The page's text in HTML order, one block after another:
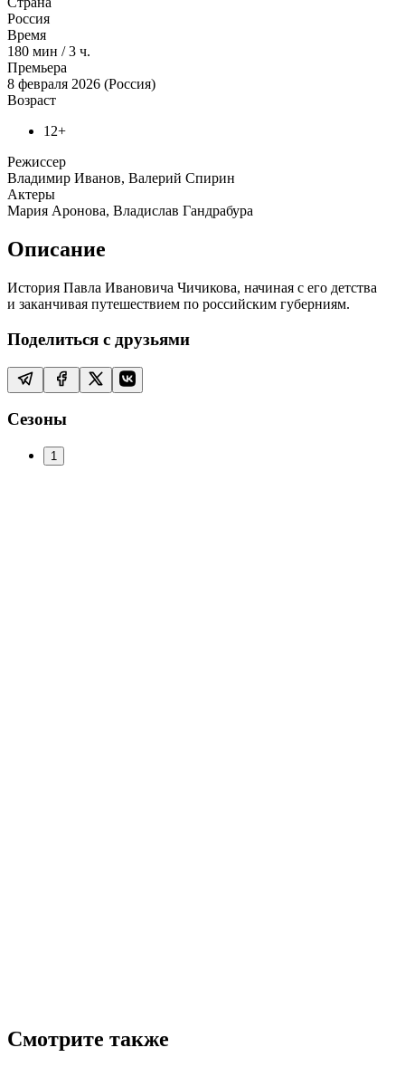
Россия
Время
180 мин /3 ч.
Премьера
8 февраля 2026 (Россия)
Возраст
12+
Режиссер
Владимир Иванов, Валерий Спирин
Актеры
Мария Аронова, Владислав Гандрабура
Описание
История Павла Ивановича Чичикова, начиная с его детства
и заканчивая путешествием по российским губерниям.
Поделиться с друзьями
Сезоны
1
Смотрите также